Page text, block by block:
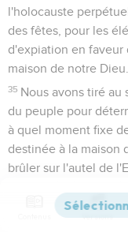
l'holocauste
des fêtes, pour les
d'expiation en faveur
maison de notre Dieu.
35 Nous avons tiré au
du peuple pour
à quel moment fixe
destinée à la maison
brûler sur l'autel de
» Nous nousVersions